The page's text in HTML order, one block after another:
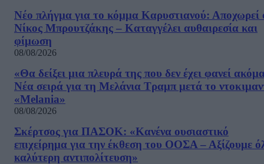
Νέο πλήγμα για το κόμμα Καρυστιανού: Αποχωρεί
Νίκος Μπρουτζάκης – Καταγγέλει αυθαιρεσία και
φίμωση
08/08/2026
«Θα δείξει μια πλευρά της που δεν έχει φανεί
Νέα σειρά για τη Μελάνια Τραμπ μετά το
«Melania»
08/08/2026
Σκέρτσος για ΠΑΣΟΚ: «Κανένα ουσιαστικό
επιχείρημα για την έκθεση του ΟΟΣΑ – Αξίζουμε
καλύτερη αντιπολίτευση»